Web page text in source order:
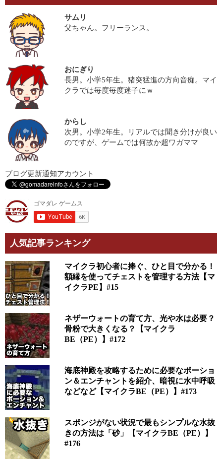
サムリ
父ちゃん。フリーランス。
おにぎり
長男。小学5年生。猪突猛進の方向音痴。マイ
クラでは毎度毎度迷子にｗ
からし
次男。小学2年生。リアルでは聞き分けが良い
のですが、ゲームでは何故か超ワガママ
ブログ更新通知アカウント
人気記事ランキング
マイクラ初心者に捧ぐ、ひと目で分かる！
額縁を使ってチェストを管理する方法【マ
イクラPE】#15
ネザーウォートの育て方、光や水は必要？
骨粉で大きくなる？【マイクラ
BE（PE）】#172
海底神殿を攻略するために必要なポーショ
ン＆エンチャントを紹介、暗視に水中呼吸
などなど【マイクラBE（PE）】#173
スポンジがない状況で最もシンプルな水抜
きの方法は「砂」【マイクラBE（PE）】
#176